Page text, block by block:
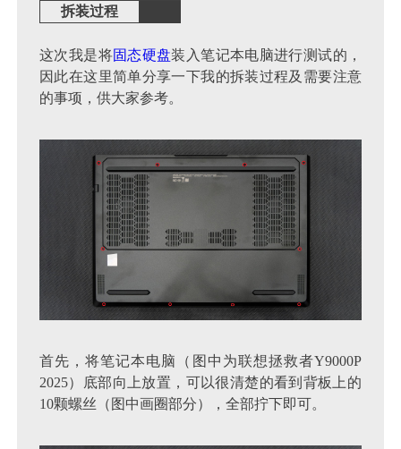
拆装过程
这次我是将固态硬盘装入笔记本电脑进行测试的，
因此在这里简单分享一下我的拆装过程及需要注意
的事项，供大家参考。
首先，将笔记本电脑（图中为联想拯救者Y9000P
2025）底部向上放置，可以很清楚的看到背板上的
10颗螺丝（图中画圈部分），全部拧下即可。